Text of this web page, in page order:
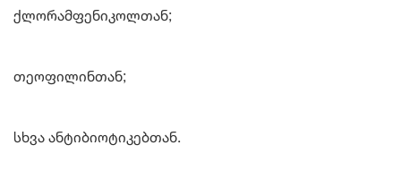
ქლორამფენიკოლთან;
თეოფილინთან;
სხვა ანტიბიოტიკებთან.